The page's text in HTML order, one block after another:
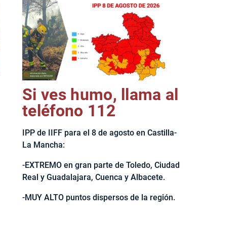
II Vuelta Ciclista CLM LEADER
Si ves humo, llama al
teléfono 112
IPP de IIFF para el 8 de agosto en Castilla-
La Mancha:
-EXTREMO en gran parte de Toledo, Ciudad
Real y Guadalajara, Cuenca y Albacete.
-MUY ALTO puntos dispersos de la región.